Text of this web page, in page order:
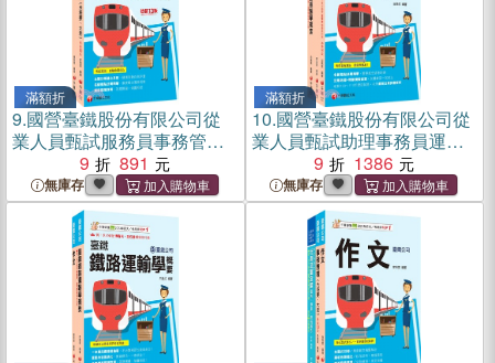
滿額折
9.國營臺鐵股份有限公司從
業人員甄試服務員事務管理
課文版套書（共二冊）
9 891
無庫存
滿額折
10.國營臺鐵股份有限公司從
業人員甄試助理事務員運務
課文版套書（共三冊）
9 1386
無庫存